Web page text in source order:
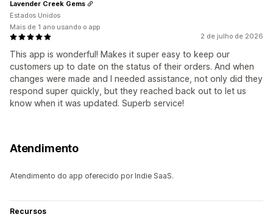
2 de julho de 2026
This app is wonderful! Makes it super easy to keep our
customers up to date on the status of their orders. And when
changes were made and I needed assistance, not only did they
respond super quickly, but they reached back out to let us
know when it was updated. Superb service!
Lavender Creek Gems
Estados Unidos
Mais de 1 ano usando o app
Atendimento
Atendimento do app oferecido por Indie SaaS.
Recursos